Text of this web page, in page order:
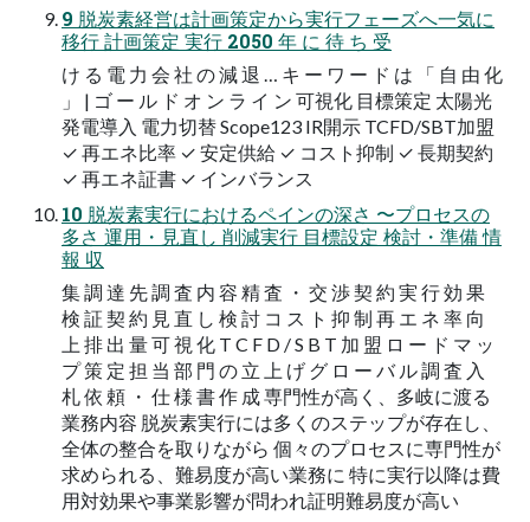
9 脱炭素経営は計画策定から実行フェーズへ一気に
移行 計画策定 実行 2050 年 に 待 ち 受
け る 電 力 会 社 の 減 退 … キ ー ワ ー ド は 「 自 由 化
」 | ゴ ー ル ド オ ン ラ イ ン 可視化 目標策定 太陽光
発電導入 電力切替 Scope123 IR開示 TCFD/SBT加盟
✓ 再エネ比率 ✓ 安定供給 ✓ コスト抑制 ✓ 長期契約
✓ 再エネ証書 ✓ インバランス
10 脱炭素実行におけるペインの深さ 〜プロセスの
多さ 運用・見直し 削減実行 目標設定 検討・準備 情
報 収
集 調 達 先 調 査 内 容 精 査 ・ 交 渉 契 約 実 行 効 果
検 証 契 約 見 直 し 検 討 コ ス ト 抑 制 再 エ ネ 率 向
上 排 出 量 可 視 化 T C F D / S B T 加 盟 ロ ー ド マ ッ
プ 策 定 担 当 部 門 の 立 上 げ グ ロ ー バ ル 調 査 入
札 依 頼 ・ 仕 様 書 作 成 専門性が高く、多岐に渡る
業務内容 脱炭素実行には多くのステップが存在し、
全体の整合を取りながら 個々のプロセスに専門性が
求められる、難易度が高い業務に 特に実行以降は費
用対効果や事業影響が問われ証明難易度が高い